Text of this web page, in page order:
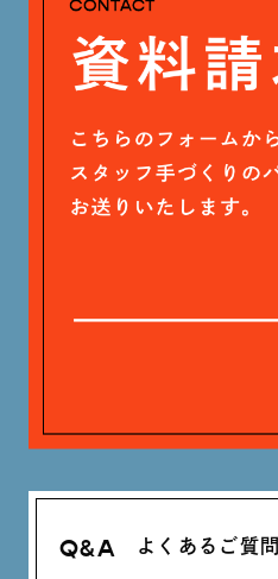
戸田 好紀 (81)
木村 珠梨音 (101)
神定 龍杜 (13)
Q&A よくあるご質問